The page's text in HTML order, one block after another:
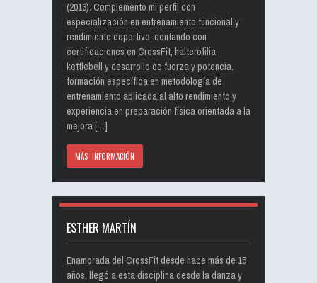
(2013). Complemento mi perfil con
especialización en entrenamiento funcional y
rendimiento deportivo, contando con
certificaciones en CrossFit, halterofilia,
kettlebell y desarrollo de fuerza y potencia.
formación específica en metodología de
entrenamiento aplicada al alto rendimiento y
experiencia en preparación física orientada a la
mejora […]
MÁS INFORMACIÓN
ESTHER MARTÍN
Enamorada del CrossFit desde hace más de 15
años, llegó a esta disciplina desde la danza y